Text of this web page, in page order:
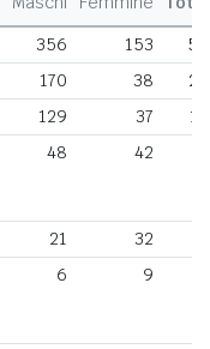
356 153
170 38
129 37
48 42
21 32
6 9